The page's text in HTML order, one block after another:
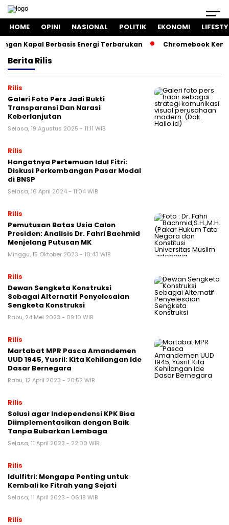
HOME OPINI NASIONAL POLITIK EKONOMI
Kapal Berbasis Energi Terbarukan Chromebook
Berita Rilis
Rilis
Galeri Foto Pers Jadi Bukti
Transparansi Dan Narasi
Keberlanjutan
Selasa, 19 Agustus 2025 - 11:11 WIB
Rilis
Hangatnya Pertemuan Idul Fitri:
Diskusi Perkembangan Pasar Modal
di BNSP
Selasa, 16 April 2024 - 11:04 WIB
Rilis
Pemutusan Batas Usia Calon
Presiden: Analisis Dr. Fahri Bachmid
Menjelang Putusan MK
Minggu, 15 Oktober 2023 - 10:43 WIB
Rilis
Dewan Sengketa Konstruksi
Sebagai Alternatif Penyelesaian
Sengketa Konstruksi
Rabu, 24 Mei 2023 - 09:10 WIB
Rilis
Martabat MPR Pasca Amandemen
UUD 1945, Yusril: Kita Kehilangan Ide
Dasar Bernegara
Rabu, 12 April 2023 - 20:52 WIB
Rilis
Solusi agar Independensi KPK Bisa
Diimplementasikan dengan Baik
Tanpa Bubarkan Lembaga
Selasa, 11 April 2023 - 22:00 WIB
Rilis
Idulfitri: Mengapa Penting untuk
Kembali ke Fitrah yang Sejati
Selasa, 11 April 2023 - 06:18 WIB
Rilis